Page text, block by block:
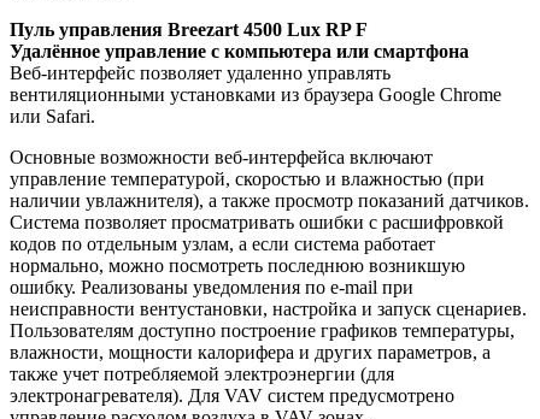
Пуль управления Breezart 4500 Lux RP F
Удалённое управление с компьютера или смартфона
Веб-интерфейс позволяет удаленно управлять
вентиляционными установками из браузера Google Chrome
или Safari.
Основные возможности веб-интерфейса включают
управление температурой, скоростью и влажностью (при
наличии увлажнителя), а также просмотр показаний датчиков.
Система позволяет просматривать ошибки с расшифровкой
кодов по отдельным узлам, а если система работает
нормально, можно посмотреть последнюю возникшую
ошибку. Реализованы уведомления по e-mail при
неисправности вентустановки, настройка и запуск сценариев.
Пользователям доступно построение графиков температуры,
влажности, мощности калорифера и других параметров, а
также учет потребляемой электроэнергии (для
электронагревателя). Для VAV систем предусмотрено